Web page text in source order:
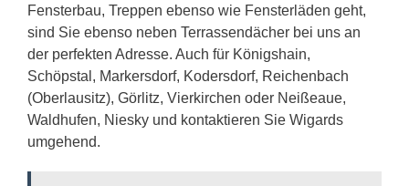
Fensterbau, Treppen ebenso wie Fensterläden geht,
sind Sie ebenso neben Terrassendächer bei uns an
der perfekten Adresse. Auch für Königshain,
Schöpstal, Markersdorf, Kodersdorf, Reichenbach
(Oberlausitz), Görlitz, Vierkirchen oder Neißeaue,
Waldhufen, Niesky und kontaktieren Sie Wigards
umgehend.